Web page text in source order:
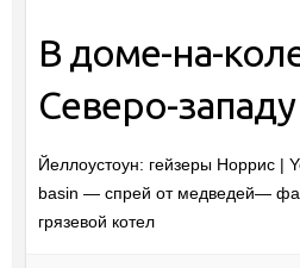
В доме-на-
Северо-
Йеллоустоун: гейзеры Норрис |
basin — спрей от медведей—
грязевой котел